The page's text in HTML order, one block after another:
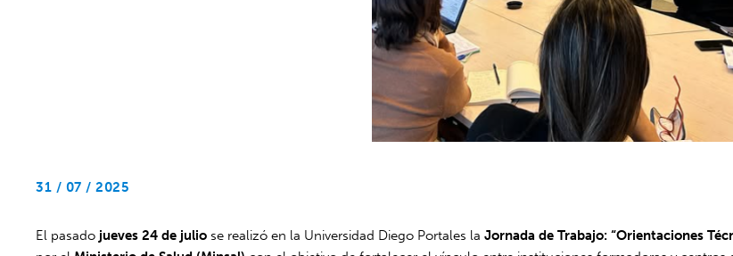
31 / 07 / 2025
El pasado jueves 24 de julio se realizó en la Universidad Diego Portales laJornada de Trabajo: “Orientaciones